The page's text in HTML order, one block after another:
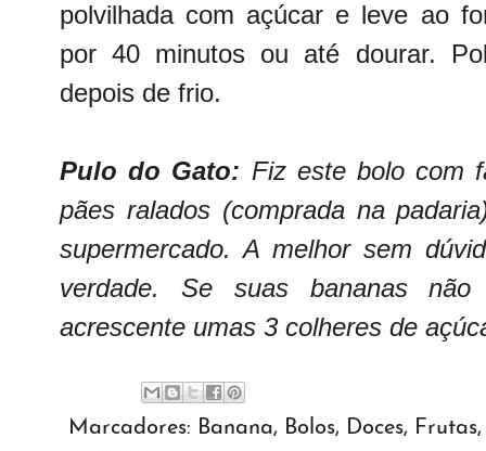
polvilhada com açúcar e leve ao
por 40 minutos ou até dourar.
depois de frio.
Pulo do Gato: Fiz este bolo com
pães ralados (comprada na
supermercado. A melhor sem
verdade. Se suas bananas não
acrescente umas 3 colheres de
Marcadores: Banana, Bolos, Doces, Frutas